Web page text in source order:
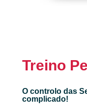
Treino
O controlo das
complicado!